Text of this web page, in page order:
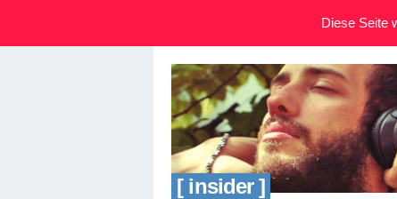
[ insider ]
Diese Seite